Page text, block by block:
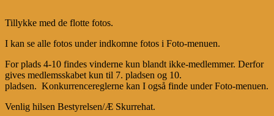
Tillykke med de flotte fotos.
I kan se alle fotos under indkomne fotos i Foto-menuen.
For plads 4-10 findes vinderne kun blandt ikke-medlemmer. Derfor
gives medlemsskabet kun til 7. pladsen og 10.
pladsen. Konkurrencereglerne kan I også finde under Foto-menuen.
Venlig hilsen Bestyrelsen/Æ Skurrehat.